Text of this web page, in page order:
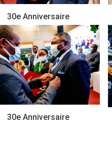
30e Anniversaire
30e Anniversaire